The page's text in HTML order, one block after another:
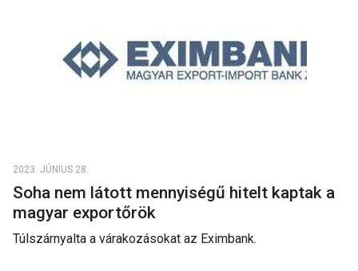
2023. JÚNIUS 28.
Soha nem látott mennyiségű hitelt kaptak a
magyar exportőrök
Túlszárnyalta a várakozásokat az Eximbank.